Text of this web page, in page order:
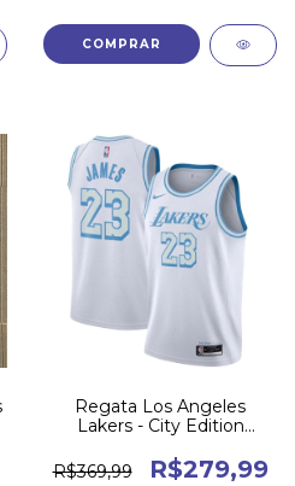
COMPRAR
Regata Los Angeles
Lakers - City Edition
R$369,99
R$279,99